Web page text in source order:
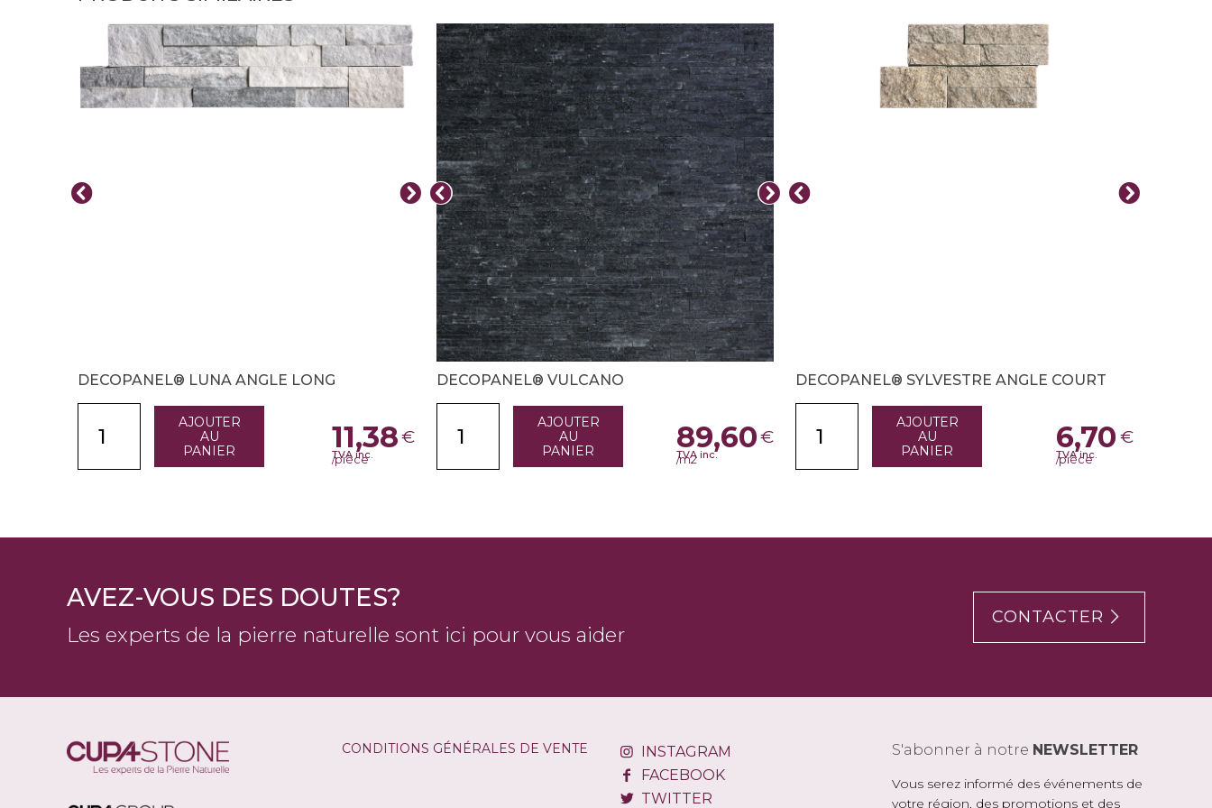
DECOPANEL® LUNA ANGLE LONG
AJOUTER
AU
PANIER
11,38€
TVA inc.
/pièce
DECOPANEL® VULCANO
AJOUTER
AU
PANIER
89,60€
TVA inc.
/m2
DECOPANEL® SYLVESTRE ANGLE COURT
AJOUTER
AU
PANIER
6,70 €
TVA inc.
/pièce
AVEZ-VOUS DES DOUTES?
Les experts de la pierre naturelle sont ici pour vous aider
CONTACTER
CONDITIONS GÉNÉRALES DE VENTE
INSTAGRAM
FACEBOOK
TWITTER
S'abonner à notre NEWSLETTER
Vous serez informé des événements de
votre région, des promotions et des